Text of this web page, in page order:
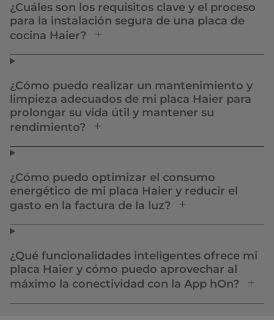
¿Cuáles son los requisitos clave y el proceso
para la instalación segura de una placa de
cocina Haier?
¿Cómo puedo realizar un mantenimiento y
limpieza adecuados de mi placa Haier para
prolongar su vida útil y mantener su
rendimiento?
¿Cómo puedo optimizar el consumo
energético de mi placa Haier y reducir el
gasto en la factura de la luz?
¿Qué funcionalidades inteligentes ofrece mi
placa Haier y cómo puedo aprovechar al
máximo la conectividad con la App hOn?